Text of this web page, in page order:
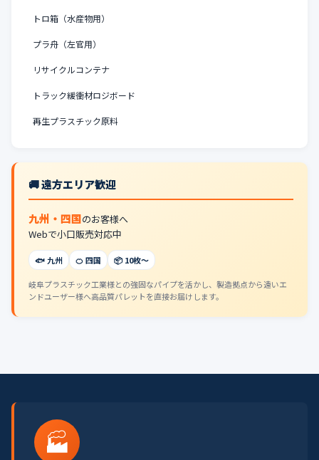
トロ箱（水産物用）
プラ舟（左官用）
リサイクルコンテナ
トラック緩衝材ロジボード
再生プラスチック原料
🚚 遠方エリア歓迎
九州・四国のお客様へ
Webで小口販売対応中
🐟 九州 🍊 四国 📦 10枚〜
岐阜プラスチック工業様との強固なパイプを活かし、製造拠点から遠いエ
ンドユーザー様へ高品質パレットを直接お届けします。
🏭